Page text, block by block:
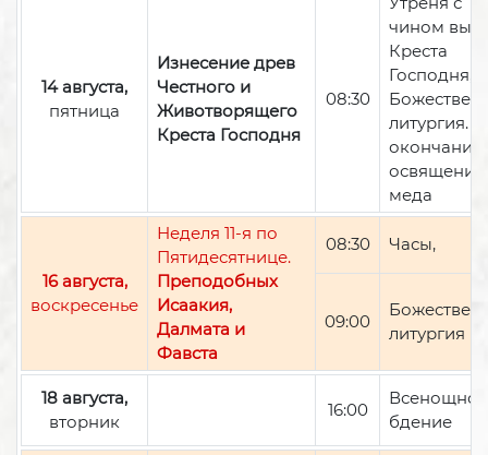
14 августа,
пятница
Изнесение древ
Честного и
Животворящего
Креста Господня
08:30
чином
Креста
Господня,
литургия.
окончании
освящение
меда
16 августа,
воскресенье
Неделя 11-я по
Пятидесятнице.
Преподобных
Исаакия,
Далмата и
Фавста
08:30 Часы,
09:00
литургия
18 августа,
вторник
16:00
Всенощное
бдение